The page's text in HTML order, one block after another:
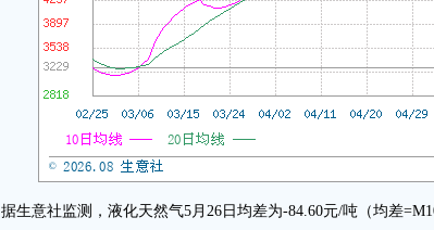
据生意社监测，液化天然气5月26日均差为-84.60元/吨（均差